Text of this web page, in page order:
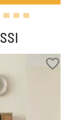
favorite_border